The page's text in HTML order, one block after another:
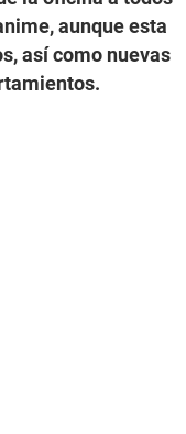
aunque esta
así como nuevas